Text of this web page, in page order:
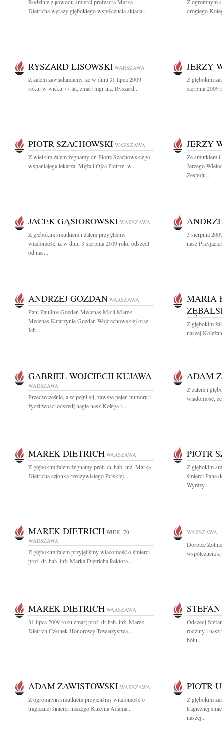
Rodzinie z powodu śmierci profesora Marka
Dietricha wyrazy głębokiego współczucia składa...
Z ogromnym
drogiego
RYSZARD LISOWSKI WARSZAWA
Z żalem zawiadamiamy, że w dniu 31 lipca 2009
roku, w wieku 77 lat, zmarł mgr inż. Ryszard...
JERZY
Z głębokim
sierpnia 2009
PIOTR SZACHOWSKI WARSZAWA
Z wielkim żalem żegnamy dr. Piotra Szachowskiego
wspaniałego lekarza, Męża i Ojca Piotrze, w...
JERZY
Ze smutkiem i
Jerzego
Zespołu...
JACEK GĄSIOROWSKI WARSZAWA
Z głębokim smutkiem i żalem przyjęliśmy
wiadomość, iż w dniu 3 sierpnia 2009 roku odszedł
od nas...
3 sierpnia
nasz
ANDRZEJ GOZDAN WARSZAWA
Pani Paulinie Gozdan Mecenas Marii Marek
Mecenas Katarzynie Gozdan-Wojciechowskiej oraz
Ich...
MARIA
Z głębokim
naszej
GABRIEL WOJCIECH KUJAWA
WARSZAWA
Przedwcześnie, a w pełni sił, zawsze pełen humoru i
życzliwości odszedł nagle nasz Kolega i...
ADAM
Z żalem i
wiadomość,
MAREK DIETRICH WARSZAWA
Z głębokim żalem żegnamy prof. dr. hab. inż. Marka
Dietricha członka rzeczywistego Polskiej...
PIOTR
Z głębokim
śmierci Pana
Wyrazy...
MAREK DIETRICH WIEK: 70
WARSZAWA
Z głębokim żalem przyjęliśmy wiadomość o śmierci
prof. dr. hab. inż. Marka Dietricha Rektora...
WARSZAWA
Dorotce
współczucia
MAREK DIETRICH WARSZAWA
31 lipca 2009 roku zmarł prof. dr hab. inż. Marek
Dietrich Członek Honorowy Towarzystwa...
Odszedł
rodziny i nasz
bólu...
ADAM ZAWISTOWSKI WARSZAWA
Z ogromnym smutkiem przyjęliśmy wiadomość o
tragicznej śmierci naszego Kuzyna Adama...
PIOTR
Z głębokim
tragicznej
naszej...